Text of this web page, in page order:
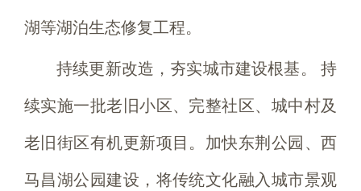
湖等湖泊生态修复工程。
持续更新改造，夯实城市建设根基。 持
续实施一批老旧小区、完整社区、城中村及
老旧街区有机更新项目。加快东荆公园、西
马昌湖公园建设，将传统文化融入城市景观